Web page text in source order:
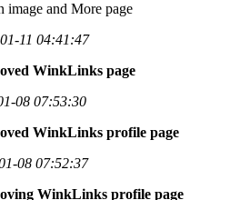
image and More page
11 04:41:47
WinkLinks page
08 07:53:30
WinkLinks profile page
08 07:52:37
WinkLinks profile page